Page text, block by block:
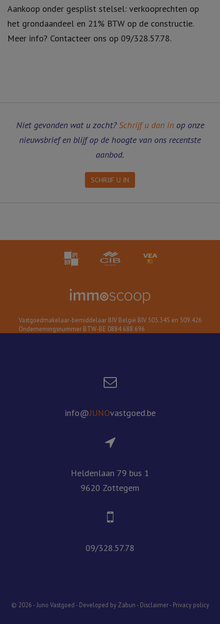
Aankoop onder gesplist stelsel: verkooprechten op
het grondaandeel en 21% BTW op de constructie.
Meer info? Contacteer ons op 09/328.57.78.
Niet gevonden wat u zocht?Schrijf u dan inop onze
nieuwsbrief en blijf op de hoogte van ons recentste
aanbod.
SCHRIJF U IN
Vastgoedmakelaar-bemiddelaar BIV België BIV 503.345 en 509.426
Ondernemingsnummer BTW-BE 0884 688 696
info@JUNOvastgoed.be
Heldenlaan 79 bus 1
9620 Zottegem
09/328.57.78
© 2026 - Juno Vastgoed - Developed by Zabun - Disclaimer- Privacy policy